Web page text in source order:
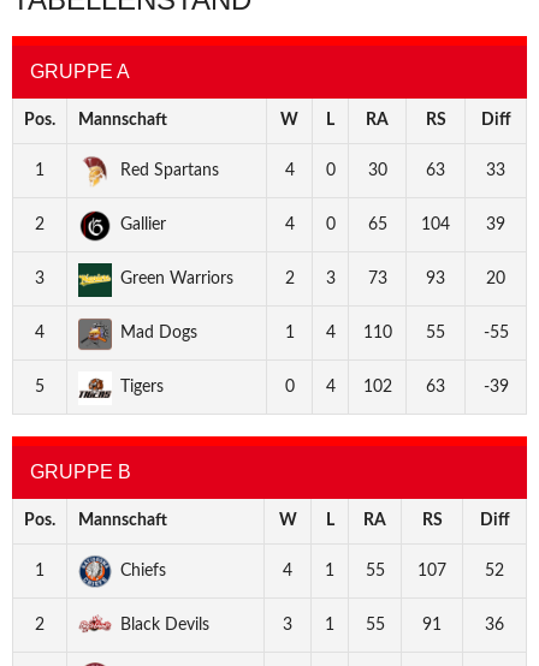
GRUPPE A
Pos. Mannschaft W L RA RS Diff
1 Red Spartans 4 0 30 63 33
2 Gallier 4 0 65 104 39
3 Green Warriors 2 3 73 93 20
4 Mad Dogs 1 4 110 55 -55
5 Tigers 0 4 102 63 -39
GRUPPE B
Pos. Mannschaft W L RA RS Diff
1 Chiefs 4 1 55 107 52
2 Black Devils 3 1 55 91 36